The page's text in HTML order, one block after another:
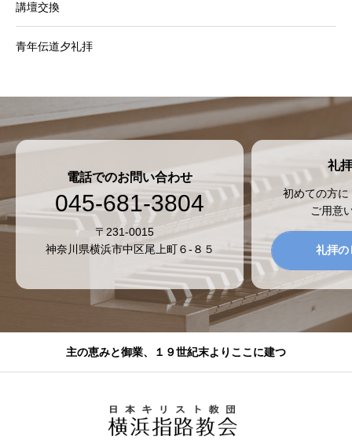
講壇交換
青年伝道夕礼拝
電話でのお問い合わせ
045-681-3804
〒231-0015
神奈川県横浜市中区尾上町６-８５
礼
初めての方
ご用意
礼拝の
主の恵みと御業、１９世紀末よりここに建つ